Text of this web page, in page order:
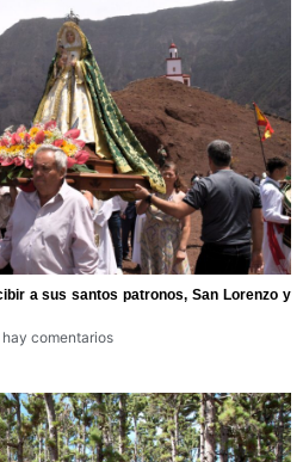
a sus santos patronos, San Lorenzo y
hay comentarios